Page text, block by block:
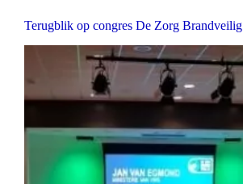
Terugblik op congres De Zorg Brandveilig